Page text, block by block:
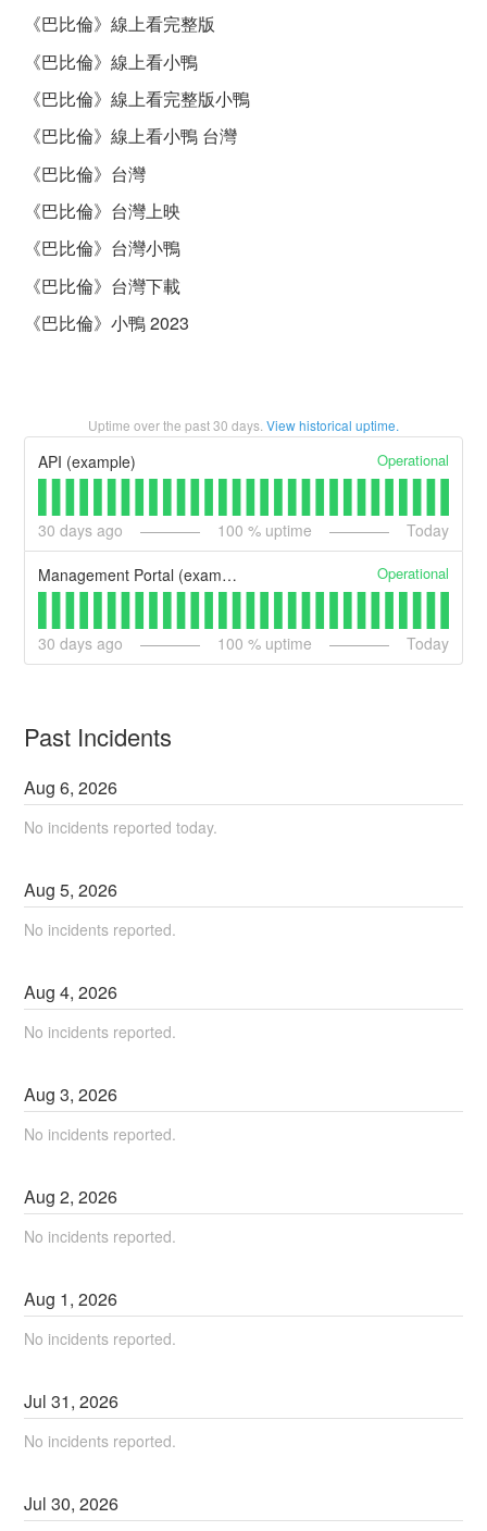
《巴比倫》線上看完整版
《巴比倫》線上看小鴨
《巴比倫》線上看完整版小鴨
《巴比倫》線上看小鴨 台灣
《巴比倫》台灣
《巴比倫》台灣上映
《巴比倫》台灣小鴨
《巴比倫》台灣下載
《巴比倫》小鴨 2023
Uptime over the past30 days. View historical uptime.
API (example) Operational
30 days ago 100 % uptime Today
Management Portal (example) Operational
30 days ago 100 % uptime Today
Past Incidents
Aug6,2026
No incidents reported today.
Aug5,2026
No incidents reported.
Aug4,2026
No incidents reported.
Aug3,2026
No incidents reported.
Aug2,2026
No incidents reported.
Aug 1,2026
No incidents reported.
Jul31,2026
No incidents reported.
Jul30,2026